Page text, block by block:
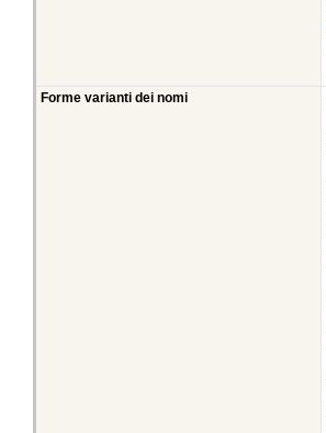
Forme varianti dei nomi